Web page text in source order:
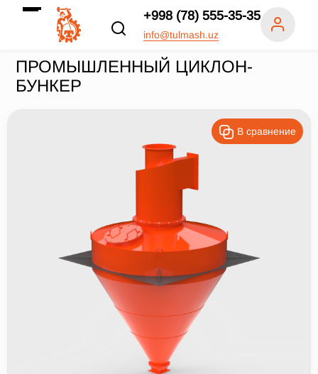
+998 (78) 555-35-35
info@tulmash.uz
ПРОМЫШЛЕННЫЙ ЦИКЛОН-
БУНКЕР
В сравнение